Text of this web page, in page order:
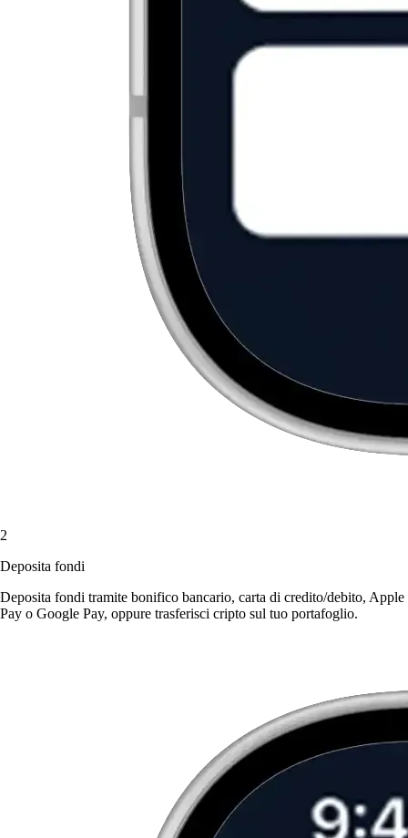
2
Deposita fondi
Deposita fondi tramite bonifico bancario, carta di credito/debito, Apple
Pay o Google Pay, oppure trasferisci cripto sul tuo portafoglio.